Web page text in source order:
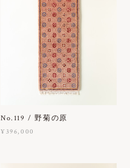
No.119 / 野菊の原
¥396,000